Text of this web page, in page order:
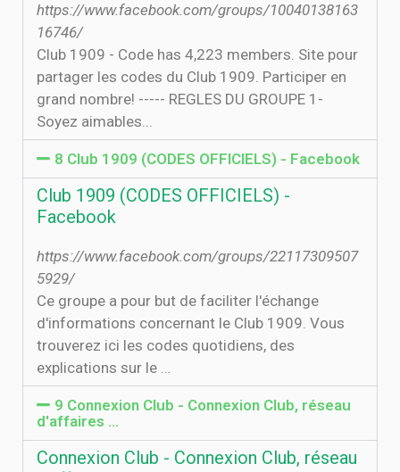
https://www.facebook.com/groups/10040138163
16746/
Club 1909 - Code has 4,223 members. Site pour
partager les codes du Club 1909. Participer en
grand nombre! ----- REGLES DU GROUPE 1-
Soyez aimables...
8 Club 1909 (CODES OFFICIELS) - Facebook
Club 1909 (CODES OFFICIELS) -
Facebook
https://www.facebook.com/groups/22117309507
5929/
Ce groupe a pour but de faciliter l'échange
d'informations concernant le Club 1909. Vous
trouverez ici les codes quotidiens, des
explications sur le …
9 Connexion Club - Connexion Club, réseau
d'affaires …
Connexion Club - Connexion Club, réseau